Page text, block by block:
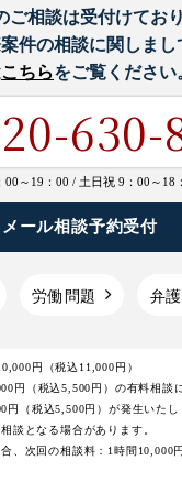
ご相談は受付けてお
件の相談に関しまし
こちらをご覧ください
630-
00～19：00 / 土日祝 9：00～18
メール相談予約受付
労働問題 弁
円（税込11,000円）
円（税込5,500円）の有料相談
（税込5,500円）が発生いたし
談となる場合があります。
、次回の相談料：1時間10,000